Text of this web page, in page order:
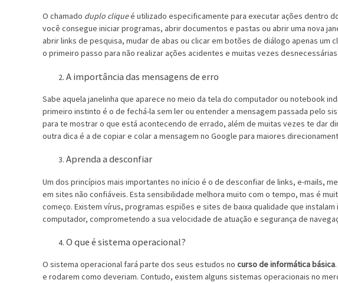
O chamado duplo cliqueé utilizado especificamente para executar ações dentro
você consegue iniciar programas, abrir documentos e pastas ou abrir uma nova
abrir links de pesquisa, mudar de abas ou clicar em botões de diálogo apenas um
o primeiro passo para não realizar ações acidentes e muitas vezes desnecessárias.
A importância das mensagens de erro
Sabe aquela janelinha que aparece no meio da tela do computador ou notebook
primeiro instinto é o de fechá-la sem ler ou entender a mensagem passada pelo
para te mostrar o que está acontecendo de errado, além de muitas vezes te dar
outra dica é a de copiar e colar a mensagem no Google para maiores
Aprenda a desconfiar
Um dos princípios mais importantes no início é o de desconfiar de links, e-mails,
em sites não confiáveis. Esta sensibilidade melhora muito com o tempo, mas é
começo. Existem vírus, programas espiões e sites de baixa qualidade que
computador, comprometendo a sua velocidade de atuação e segurança de
O que é sistema operacional?
O sistema operacional fará parte dos seus estudos no curso de informática básica
e rodarem como deveriam. Contudo, existem alguns sistemas operacionais no